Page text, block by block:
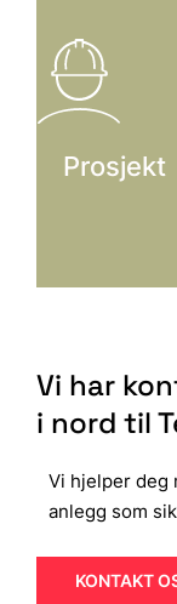
Prosjekt
Vi har
i nord til
Vi hjelper deg
anlegg som
KONTAKT